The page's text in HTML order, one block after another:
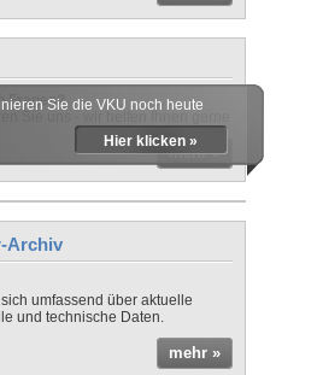
Fragen?
Sie uns - wir helfen Ihnen gerne
mehr »
Sie die VKU noch heute
Hier klicken »
Archiv
umfassend über aktuelle
und technische Daten.
mehr »